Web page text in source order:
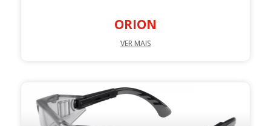
ORION
VER MAIS